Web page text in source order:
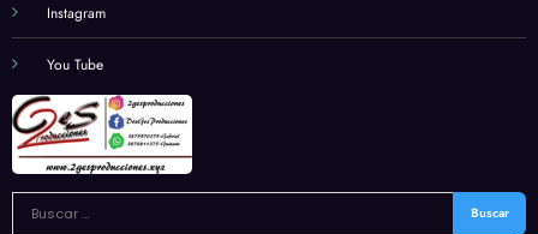
Instagram
You Tube